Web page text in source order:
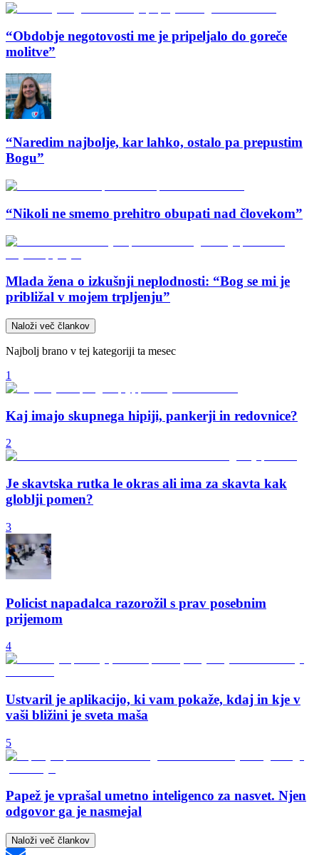
“Obdobje negotovosti me je pripeljalo do goreče
molitve”
“Naredim najbolje, kar lahko, ostalo pa prepustim
Bogu”
“Nikoli ne smemo prehitro obupati nad človekom”
Mlada žena o izkušnji neplodnosti: “Bog se mi je
približal v mojem trpljenju”
Naloži več člankov
Najbolj brano v tej kategoriji ta mesec
1
Kaj imajo skupnega hipiji, pankerji in redovnice?
2
Je skavtska rutka le okras ali ima za skavta kak
globlji pomen?
3
Policist napadalca razorožil s prav posebnim
prijemom
4
Ustvaril je aplikacijo, ki vam pokaže, kdaj in kje v
vaši bližini je sveta maša
5
Papež je vprašal umetno inteligenco za nasvet. Njen
odgovor ga je nasmejal
Naloži več člankov